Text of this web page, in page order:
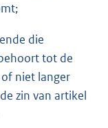
die
tot de
niet langer
zin van artikel